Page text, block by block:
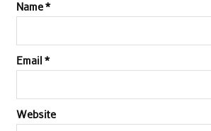
Name*
Email *
Website